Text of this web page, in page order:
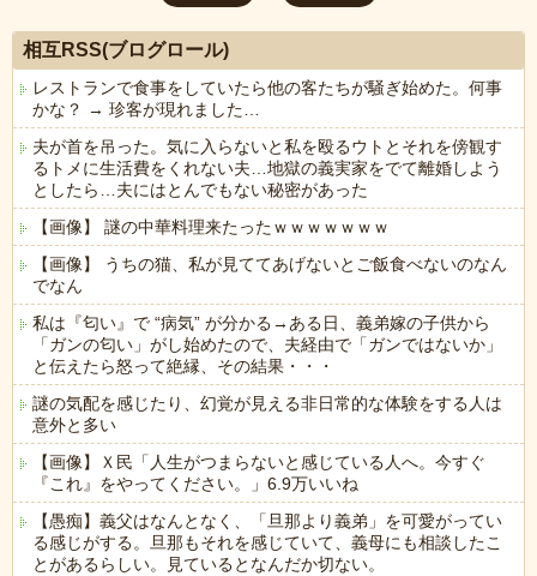
相互RSS(ブログロール)
レストランで食事をしていたら他の客たちが騒ぎ始めた。何事
かな？ → 珍客が現れました…
夫が首を吊った。気に入らないと私を殴るウトとそれを傍観す
るトメに生活費をくれない夫…地獄の義実家をでて離婚しよう
としたら…夫にはとんでもない秘密があった
【画像】 謎の中華料理来たったｗｗｗｗｗｗｗ
【画像】 うちの猫、私が見ててあげないとご飯食べないのなん
でなん
私は『匂い』で “病気” が分かる→ある日、義弟嫁の子供から
「ガンの匂い」がし始めたので、夫経由で「ガンではないか」
と伝えたら怒って絶縁、その結果・・・
謎の気配を感じたり、幻覚が見える非日常的な体験をする人は
意外と多い
【画像】Ｘ民「人生がつまらないと感じている人へ。今すぐ
『これ』をやってください。」6.9万いいね
【愚痴】義父はなんとなく、「旦那より義弟」を可愛がってい
る感じがする。旦那もそれを感じていて、義母にも相談したこ
とがあるらしい。見ているとなんだか切ない。